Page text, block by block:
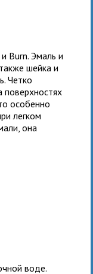
Burn. Эмаль и
шейка и
Четко
поверхностях
особенно
легком
она
воде.